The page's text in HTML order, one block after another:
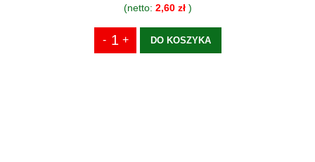
(netto: 2,60 zł)
DO KOSZYKA